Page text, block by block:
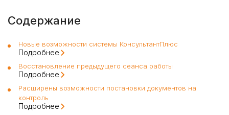
Содержание
Новые возможности системы КонсультантПлюс
Подробнее
Восстановление предыдущего сеанса работы
Подробнее
Расширены возможности постановки документов на
контроль
Подробнее